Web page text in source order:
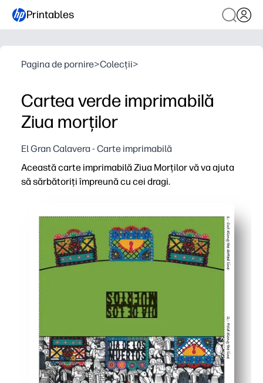
Printables
Pagina de pornire>Colecții>
Cartea verde imprimabilă
Ziua morților
El Gran Calavera - Carte imprimabilă
Această carte imprimabilă Ziua Morților vă va ajuta
să sărbătoriți împreună cu cei dragi.